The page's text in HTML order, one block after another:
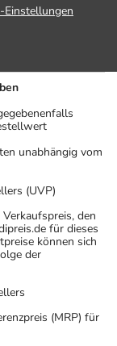
Einstellungen
unabhängig vom
(UVP)
den
für dieses
können sich
der
(MRP) für